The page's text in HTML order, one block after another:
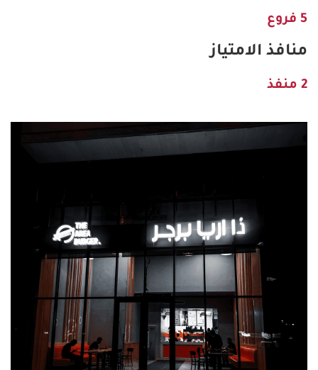
5 فروع
منافذ الامتياز
2 منفذ